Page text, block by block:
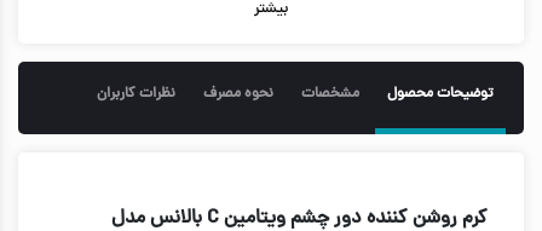
بیشتر
توضیحات محصول مشخصات نحوه مصرف نظرات کاربران
کرم روشن کننده دور چشم ویتامین C بالانس مدل